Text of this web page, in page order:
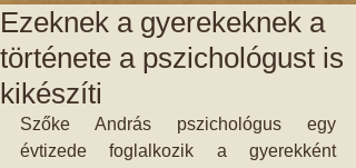
Ezeknek a gyerekeknek a
története a pszichológust is
kikészíti
Szőke András pszichológus egy
évtizede foglalkozik a gyerekként